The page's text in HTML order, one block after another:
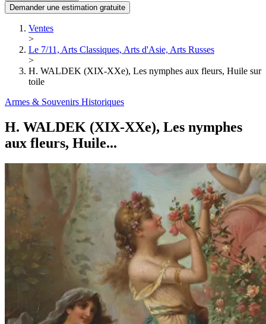
Demander une estimation gratuite
Ventes
>
Le 7/11, Arts Classiques, Arts d'Asie, Arts Russes
>
H. WALDEK (XIX-XXe), Les nymphes aux fleurs, Huile sur
toile
Armes & Souvenirs Historiques
H. WALDEK (XIX-XXe), Les nymphes
aux fleurs, Huile...